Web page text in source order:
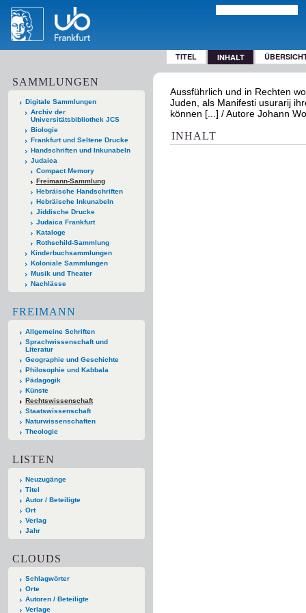
TITEL INHALT
SAMMLUNGEN
Digitale Sammlungen
Archiv der
Universitätsbibliothek JCS
Biologie
Frankfurt und Seltene Drucke
Handschriften und Inkunabeln
Judaica
Compact Memory
Freimann-Sammlung
Hebräische Handschriften
Hebräische Inkunabeln
Jiddische Drucke
Judaica Frankfurt
Kataloge
Rothschild-Sammlung
Kinderbuchsammlungen
Koloniale Sammlungen
Musik und Theater
Nachlässe
FREIMANN
Allgemeine Schriften
Sprachwissenschaft und
Literatur
Geographie und Geschichte
Philosophie und Kabbala
Pädagogik
Künste
Rechtswissenschaft
Staatswissenschaft
Naturwissenschaften
Theologie
LISTEN
Neuzugänge
Titel
Autor / Beteiligte
Ort
Verlag
Jahr
CLOUDS
Schlagwörter
Orte
Autoren / Beteiligte
Verlage
Aussführlich und in Rechten
Juden, als Manifesti usurarij
können [...] / Autore Johann
INHALT